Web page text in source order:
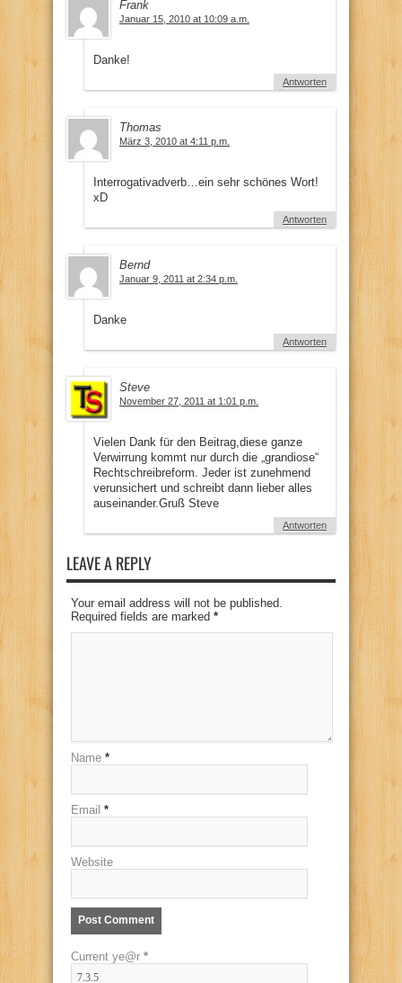
Frank
Januar 15, 2010 at 10:09 a.m.
Danke!
Antworten
Thomas
März 3, 2010 at 4:11 p.m.
Interrogativadverb…ein sehr schönes Wort!
xD
Antworten
Bernd
Januar 9, 2011 at 2:34 p.m.
Danke
Antworten
Steve
November 27, 2011 at 1:01 p.m.
Vielen Dank für den Beitrag,diese ganze
Verwirrung kommt nur durch die „grandiose“
Rechtschreibreform. Jeder ist zunehmend
verunsichert und schreibt dann lieber alles
auseinander.Gruß Steve
Antworten
LEAVE A REPLY
Your email address will not be published.
Required fields are marked *
Name *
Email *
Website
Current ye@r *